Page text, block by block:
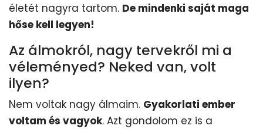
életét nagyra tartom. De mindenki saját maga
hőse kell legyen!
Az álmokról, nagy tervekről mi a
véleményed? Neked van, volt
ilyen?
Nem voltak nagy álmaim. Gyakorlati ember
voltam és vagyok. Azt gondolom ez is a